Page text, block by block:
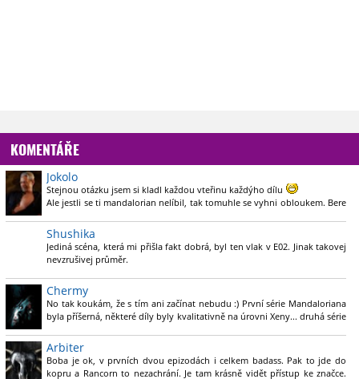
KOMENTÁŘE
Jokolo
Stejnou otázku jsem si kladl každou vteřinu každýho dílu
Ale jestli se ti mandalorian nelíbil, tak tomuhle se vyhni obloukem. Bere
Shushika
Jediná scéna, která mi přišla fakt dobrá, byl ten vlak v E02. Jinak takovej
nevzrušivej průměr.
A čím dál víc mě štve, jak se ty postavy šourají... asi aby příliš rychle
nevyšly z kulis.
Chermy
No tak koukám, že s tím ani začínat nebudu :) První série Mandaloriana
byla příšerná, některé díly byly kvalitativně na úrovni Xeny... druhá série
čtu zde, se zdá, že Boba bude ještě horší
nikdo není schopný natočit kvalitní film/sérii ze světa SW.. takových
možností!!
Arbiter
Boba je ok, v prvních dvou epizodách i celkem badass. Pak to jde do
kopru a Rancorn to nezachrání. Je tam krásně vidět přístup ke značce.